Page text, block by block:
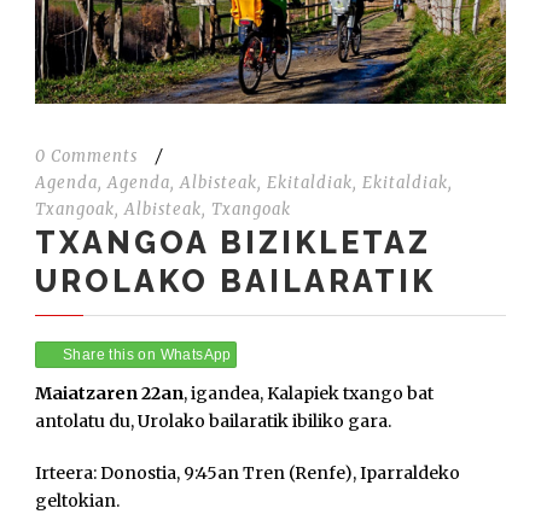
0 Comments
/
Agenda, Agenda, Albisteak, Ekitaldiak, Ekitaldiak,
Txangoak, Albisteak, Txangoak
TXANGOA BIZIKLETAZ
UROLAKO BAILARATIK
Share this on WhatsApp
Maiatzaren 22an, igandea, Kalapiek txango bat
antolatu du, Urolako bailaratik ibiliko gara.
Irteera: Donostia, 9:45an Tren (Renfe), Iparraldeko
geltokian.